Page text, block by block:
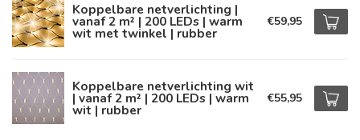
Koppelbare netverlichting |
vanaf 2 m² | 200 LEDs | warm
wit met twinkel | rubber
€59,95
Koppelbare netverlichting wit
| vanaf 2 m² | 200 LEDs | warm
wit | rubber
€55,95